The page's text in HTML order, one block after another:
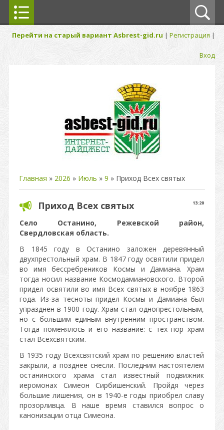
Перейти на старый вариант Asbrest-gid.ru | Регистрация |
Вход
Главная » 2026 » Июль » 9 » Приход Всех святых
13:20
Приход Всех святых
Село Останино, Режевской район,
Свердловская область.
В 1845 году в Останино заложен деревянный
двухпрестольный храм. В 1847 году освятили придел
во имя бессребреников Космы и Дамиана. Храм
тогда носил название Космодамиановского. Второй
придел освятили во имя Всех святых в ноябре 1863
года. Из-за тесноты придел Космы и Дамиана был
упразднен в 1900 году. Храм стал однопрестольным,
но с большим единым внутренним пространством.
Тогда поменялось и его название: с тех пор храм
стал Всехсвятским.
В 1935 году Всехсвятский храм по решению властей
закрыли, а позднее снесли. Последним настоятелем
останинского храма стал известный подвижник
иеромонах Симеон Сирбишенский. Пройдя через
большие лишения, он в 1940-е годы приобрел славу
прозорливца. В наше время ставился вопрос о
канонизации отца Симеона.